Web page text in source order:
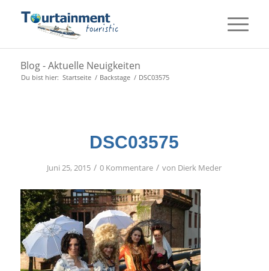
Blog - Aktuelle Neuigkeiten
Du bist hier: Startseite / Backstage / DSC03575
DSC03575
Juni 25, 2015 / 0 Kommentare / von Dierk Meder